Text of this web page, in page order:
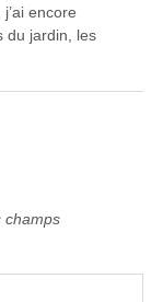
encore
du jardin, les
champs